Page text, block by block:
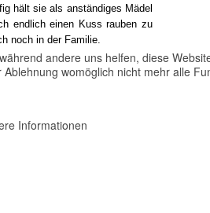
hält sie als anständiges Mädel
endlich einen Kuss rauben zu
noch in der Familie.
andere uns helfen, diese
womöglich nicht mehr alle
Informationen